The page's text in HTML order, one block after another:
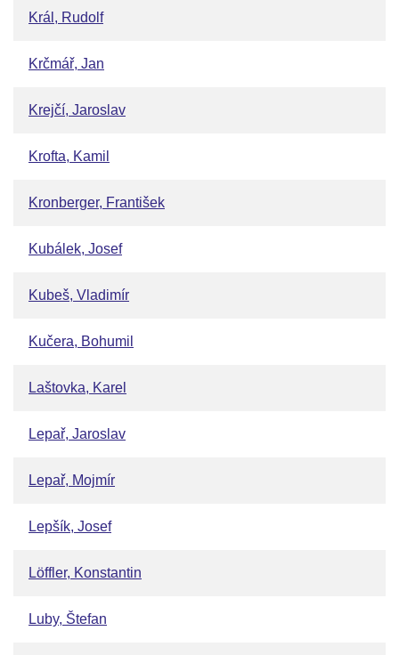
Král, Rudolf
Krčmář, Jan
Krejčí, Jaroslav
Krofta, Kamil
Kronberger, František
Kubálek, Josef
Kubeš, Vladimír
Kučera, Bohumil
Laštovka, Karel
Lepař, Jaroslav
Lepař, Mojmír
Lepšík, Josef
Löffler, Konstantin
Luby, Štefan